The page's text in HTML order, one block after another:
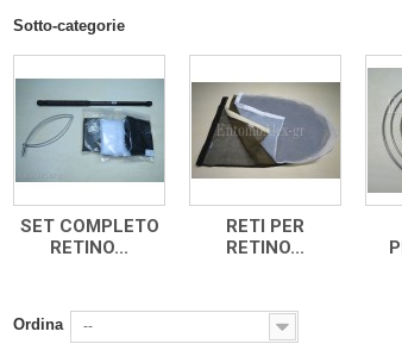
Sotto-categorie
SET COMPLETO
RETINO...
RETI PER
RETINO...
Ordina --